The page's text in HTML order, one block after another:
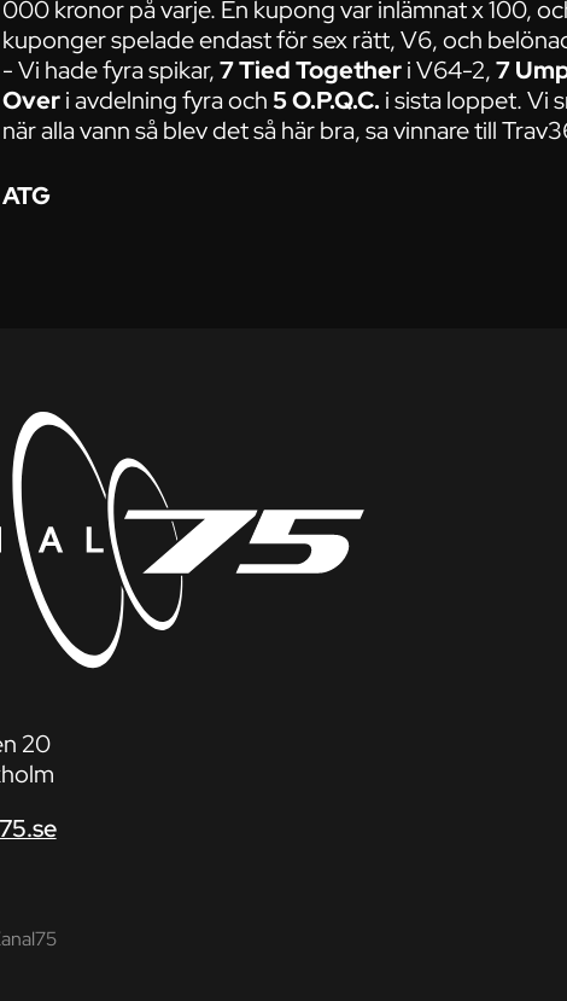
000 kronor på varje. En kupong var inlämnat x 100,
kuponger spelade endast för sex rätt, V6, och
- Vi hade fyra spikar,7 Tied Togetheri V64-2,7
Overi avdelning fyra och 5 O.P.Q.C. i sista loppet. Vi
när alla vann så blev det så här bra, sa vinnare till
ATG
20